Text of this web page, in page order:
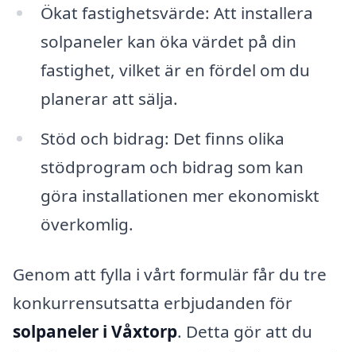
Ökat fastighetsvärde: Att installera
solpaneler kan öka värdet på din
fastighet, vilket är en fördel om du
planerar att sälja.
Stöd och bidrag: Det finns olika
stödprogram och bidrag som kan
göra installationen mer ekonomiskt
överkomlig.
Genom att fylla i vårt formulär får du tre
konkurrensutsatta erbjudanden för
solpaneler i Våxtorp. Detta gör att du